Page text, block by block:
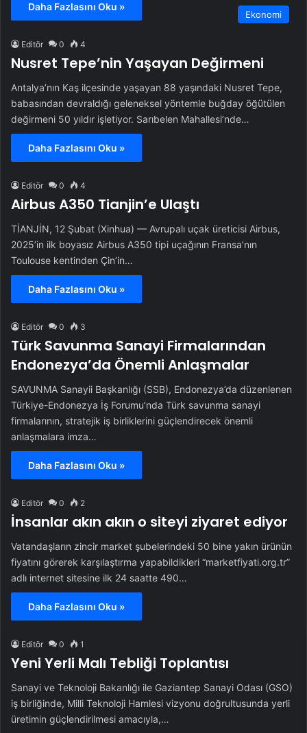
Daha Fazlasını Oku »
Ekonomi
Editör 0 4
Nusret Tepe’nin Yaşayan Değirmeni
Antalya’nın Kaş ilçesinde yaşayan 88 yaşındaki Nusret Tepe,
babasından devraldığı geleneksel yöntemle buğday öğütülen
değirmeni 50 yıldır işletiyor. Sarıbelen Mahallesi’nde…
Daha Fazlasını Oku »
Editör 0 4
Airbus A350 Tianjin’e Ulaştı
TİANJİN, 12 Şubat (Xinhua) — Avrupalı uçak üreticisi Airbus,
2025’in ilk boyasız Airbus A350 tipi uçağının Fransa’nın
Toulouse kentinden Çin’in…
Daha Fazlasını Oku »
Editör 0 3
Türk Savunma Sanayi Firmalarından
Endonezya’da Önemli Anlaşmalar
SAVUNMA Sanayii Başkanlığı (SSB), Endonezya’da düzenlenen
Türkiye-Endonezya İş Forumu’nda Türk savunma sanayi
firmalarının, stratejik iş birliklerini güçlendirecek önemli
anlaşmalara imza…
Daha Fazlasını Oku »
Editör 0 2
İnsanlar akın akın o siteyi ziyaret ediyor
Vatandaşların zincir market şubelerindeki 50 bine yakın ürünün
fiyatını görerek karşılaştırma yapabildikleri “marketfiyati.org.tr”
adlı internet sitesine ilk 24 saatte 490…
Daha Fazlasını Oku »
Editör 0 1
Yeni Yerli Malı Tebliği Toplantısı
Sanayi ve Teknoloji Bakanlığı ile Gaziantep Sanayi Odası (GSO)
iş birliğinde, Milli Teknoloji Hamlesi vizyonu doğrultusunda yerli
üretimin güçlendirilmesi amacıyla,…